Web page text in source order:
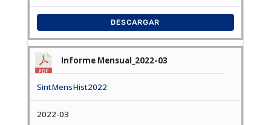
DESCARGAR
Informe Mensual_2022-03
SintMensHist2022
2022-03